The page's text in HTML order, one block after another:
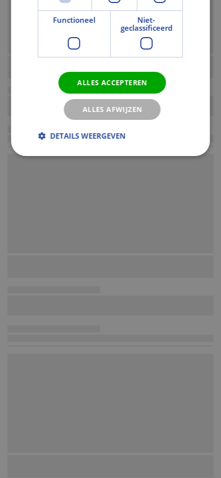
Functioneel
Niet-
geclassificeerd
ALLES ACCEPTEREN
ALLES AFWIJZEN
DETAILS WEERGEVEN